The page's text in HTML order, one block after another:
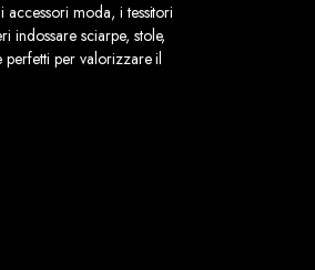
moda, i tessitori
indossare sciarpe, stole,
per valorizzare il